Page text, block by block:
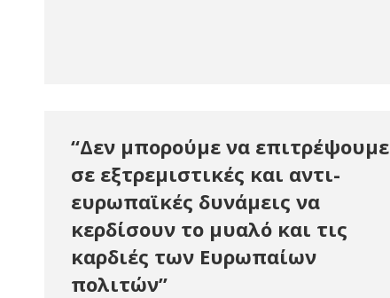
“Δεν μπορούμε να επιτρέψουμε
σε εξτρεμιστικές και αντι-
ευρωπαϊκές δυνάμεις να
κερδίσουν το μυαλό και τις
καρδιές των Ευρωπαίων
πολιτών”